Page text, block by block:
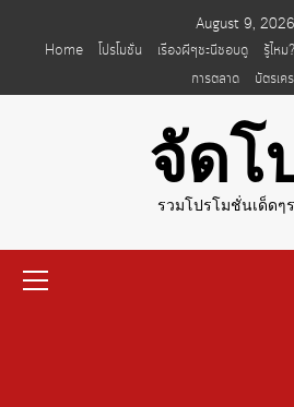
August 9, 2026
Home
โปรโมชั่น เรื่องผีๆชะนีชอบดู รู้ไหม?
การตลาด
บัตรเค
จัดโ
รวมโปรโมชั่นเด็ดๆ
Menu